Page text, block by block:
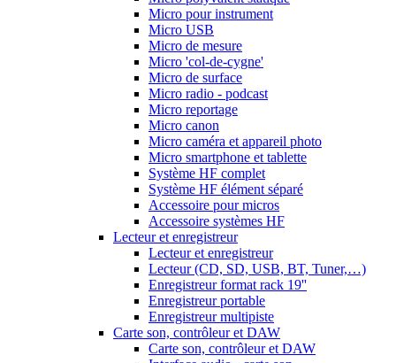
Micro pour instrument
Micro USB
Micro de mesure
Micro 'col-de-cygne'
Micro de surface
Micro radio - podcast
Micro reportage
Micro canon
Micro caméra et appareil photo
Micro smartphone et tablette
Système HF complet
Système HF élément séparé
Accessoire pour micros
Accessoire systèmes HF
Lecteur et enregistreur
Lecteur et enregistreur
Lecteur (CD, SD, USB, BT, Tuner,…)
Enregistreur format rack 19''
Enregistreur portable
Enregistreur multipiste
Carte son, contrôleur et DAW
Carte son, contrôleur et DAW